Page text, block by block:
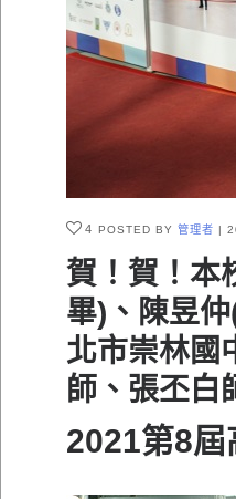
4 POSTED BY 管理者
賀！賀！本
畢)、陳昱
北市崇林國
師、張丕白
2021第8屆